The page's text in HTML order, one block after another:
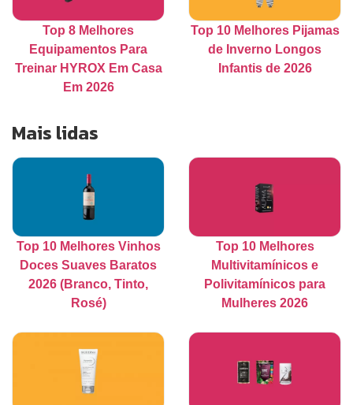
Top 8 Melhores
Equipamentos Para
Treinar HYROX Em Casa
Em 2026
Top 10 Melhores Pijamas
de Inverno Longos
Infantis de 2026
Mais lidas
Top 10 Melhores Vinhos
Doces Suaves Baratos
2026 (Branco, Tinto,
Rosé)
Top 10 Melhores
Multivitamínicos e
Polivitamínicos para
Mulheres 2026